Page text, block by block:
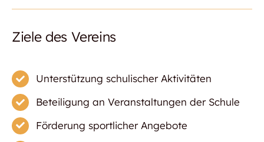
Ziele des Vereins
Unterstützung schulischer Aktivitäten
Beteiligung an Veranstaltungen der Schule
Förderung sportlicher Angebote